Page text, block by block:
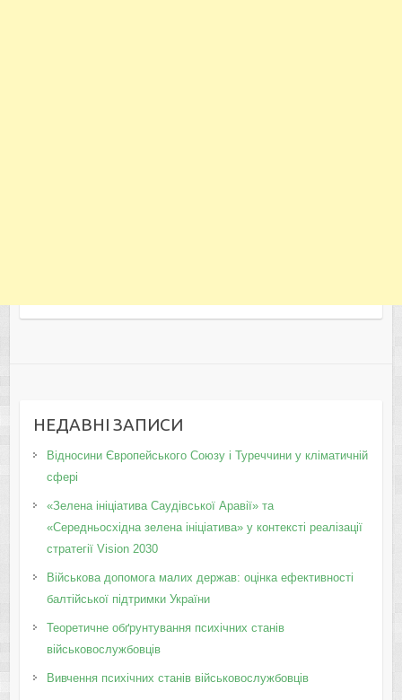
НЕДАВНІ ЗАПИСИ
Відносини Європейського Союзу і Туреччини у кліматичній
сфері
«Зелена ініціатива Саудівської Аравії» та
«Середньосхідна зелена ініціатива» у контексті реалізації
стратегії Vision 2030
Військова допомога малих держав: оцінка ефективності
балтійської підтримки України
Теоретичне обґрунтування психічних станів
військовослужбовців
Вивчення психічних станів військовослужбовців